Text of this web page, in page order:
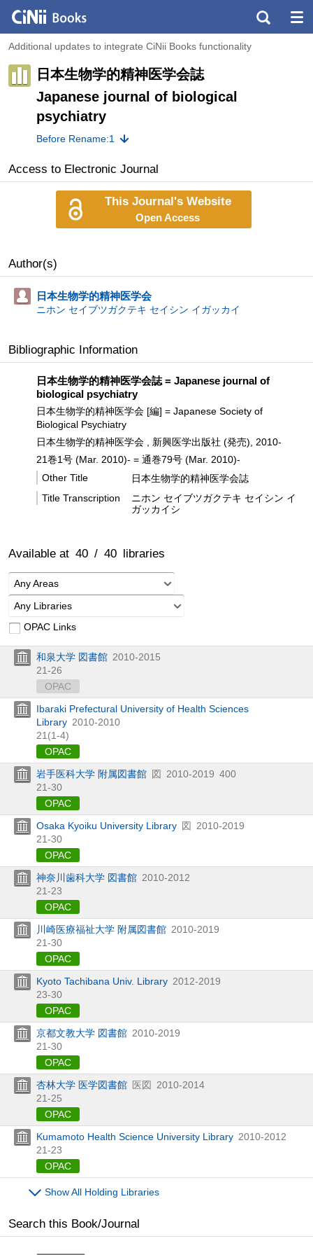
Additional updates to integrate CiNii Books functionality
日本生物学的精神医学会誌
Japanese journal of biological
psychiatry
Before Rename:1
Access to Electronic Journal
This Journal's Website
Open Access
Author(s)
日本生物学的精神医学会
ニホン セイブツガクテキ セイシン イガッカイ
Bibliographic Information
日本生物学的精神医学会誌 = Japanese journal of
biological psychiatry
日本生物学的精神医学会 [編] = Japanese Society of
Biological Psychiatry
日本生物学的精神医学会 , 新興医学出版社 (発売), 2010-
21巻1号 (Mar. 2010)- = 通巻79号 (Mar. 2010)-
Other Title
日本生物学的精神医学会誌
Title Transcription
ニホン セイブツガクテキ セイシン イ
ガッカイシ
Available at 40 / 40 libraries
Any Areas
Any Libraries
OPAC Links
和泉大学 図書館 2010-2015
21-26
OPAC
Ibaraki Prefectural University of Health Sciences
Library 2010-2010
21(1-4)
OPAC
岩手医科大学 附属図書館 図 2010-2019 400
21-30
OPAC
Osaka Kyoiku University Library 図 2010-2019
21-30
OPAC
神奈川歯科大学 図書館 2010-2012
21-23
OPAC
川崎医療福祉大学 附属図書館 2010-2019
21-30
OPAC
Kyoto Tachibana Univ. Library 2012-2019
23-30
OPAC
京都文教大学 図書館 2010-2019
21-30
OPAC
杏林大学 医学図書館 医図 2010-2014
21-25
OPAC
Kumamoto Health Science University Library 2010-2012
21-23
OPAC
Show All Holding Libraries
Search this Book/Journal